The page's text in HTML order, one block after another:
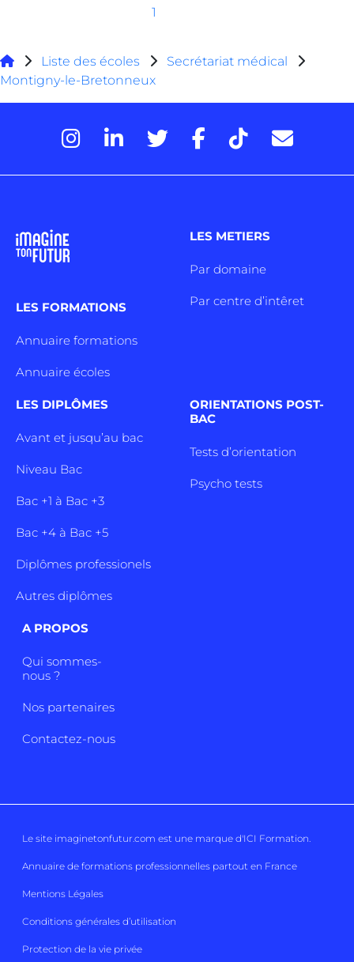
1
Liste des écoles
Secrétariat médical
Montigny-le-Bretonneux
LES FORMATIONS
Annuaire formations
Annuaire écoles
LES METIERS
Par domaine
Par centre d’intêret
LES DIPLÔMES
Avant et jusqu’au bac
Niveau Bac
Bac +1 à Bac +3
Bac +4 à Bac +5
Diplômes professionels
Autres diplômes
ORIENTATIONS POST-
BAC
Tests d’orientation
Psycho tests
A PROPOS
Qui sommes-
nous ?
Nos partenaires
Contactez-nous
Le site imaginetonfutur.com est une marque d'ICI Formation.
Annuaire de formations professionnelles partout en France
Mentions Légales
Conditions générales d’utilisation
Protection de la vie privée